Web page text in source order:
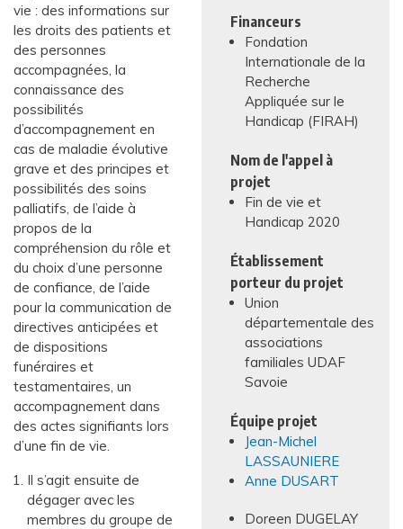
vie : des informations sur
les droits des patients et
des personnes
accompagnées, la
connaissance des
possibilités
d’accompagnement en
cas de maladie évolutive
grave et des principes et
possibilités des soins
palliatifs, de l’aide à
propos de la
compréhension du rôle et
du choix d’une personne
de confiance, de l’aide
pour la communication de
directives anticipées et
de dispositions
funéraires et
testamentaires, un
accompagnement dans
des actes signifiants lors
d’une fin de vie.
Il s’agit ensuite de
dégager avec les
membres du groupe de
Financeurs
Fondation
Internationale de la
Recherche
Appliquée sur le
Handicap (FIRAH)
Nom de l'appel à
projet
Fin de vie et
Handicap 2020
Établissement
porteur du projet
Union
départementale des
associations
familiales UDAF
Savoie
Équipe projet
Jean-Michel
LASSAUNIERE
Anne DUSART
Doreen DUGELAY